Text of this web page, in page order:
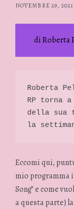
NOVEMBRE 29, 2021
di Roberta
Roberta
RP torna
della sua
Eccomi qui,
mio programma
Song” e come
a questa parte)